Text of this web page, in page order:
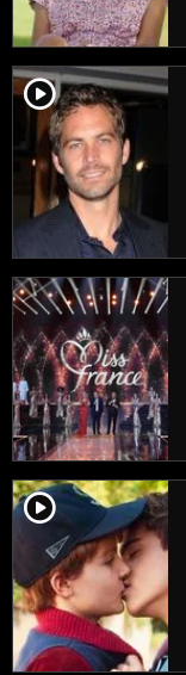
player2
player2